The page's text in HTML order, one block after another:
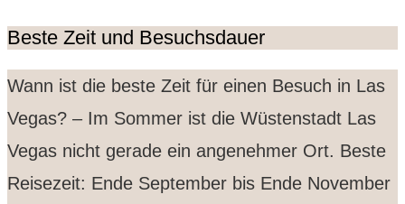
Beste Zeit und Besuchsdauer
Wann ist die beste Zeit für einen Besuch in Las
Vegas? – Im Sommer ist die Wüstenstadt Las
Vegas nicht gerade ein angenehmer Ort. Beste
Reisezeit: Ende September bis Ende November